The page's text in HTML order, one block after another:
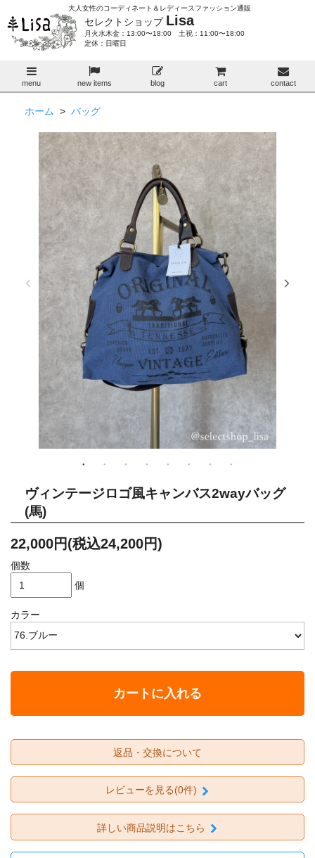
大人女性のコーディネート＆レディースファッション通販
セレクトショップ Lisa
月火水木金：13:00〜18:00 土祝：11:00〜18:00
定休：日曜日
menu new items blog cart contact
ホーム > バッグ
ヴィンテージロゴ風キャンバス2wayバッグ
(馬)
22,000円(税込24,200円)
個数
個
カラー
カートに入れる
返品・交換について
レビューを見る(0件)
詳しい商品説明はこちら